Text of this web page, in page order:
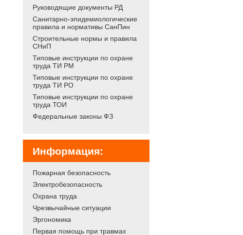
Руководящие документы РД
Санитарно-эпидемиологические
правила и нормативы СанПин
Строительные нормы и правила
СНиП
Типовые инструкции по охране
труда ТИ РМ
Типовые инструкции по охране
труда ТИ РО
Типовые инструкции по охране
труда ТОИ
Федеральные законы ФЗ
Информация:
Пожарная безопасность
Электробезопасность
Охрана труда
Чрезвычайные ситуации
Эргономика
Первая помощь при травмах